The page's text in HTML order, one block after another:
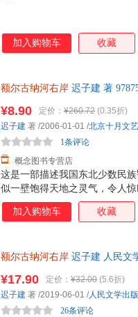
加入购物车 收藏
额尔古纳河右岸 迟子建 著
这是一部描述我国东北少数民
似一壁饱得天地之灵气，令人
恬、时而激越，向世人诉说人
子建，以一位年届九旬，这一
搬迁、游猎，在享受大自然恩
云……乃至种种现代文明的挤压
面前的殊死抗争，也有眼睁睁
代又一代的
¥8.90 定价： ¥260.72 (0.35折)
概念图书专营店
1条评论
迟子建 著 /2006-01-01 /北京十月文
加入购物车 收藏
额尔古纳河右岸 迟子建 人民文
¥17.90 定价： ¥32.00 (5.6折)
26条评论
迟子建 著 /2019-06-01 /人民文学出